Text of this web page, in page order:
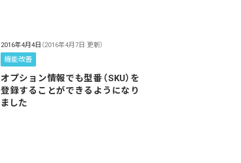
2016年4月4日 （2016年4月7日 更新）
機能改善
オプション情報でも型番（SKU）を
登録することができるようになり
ました